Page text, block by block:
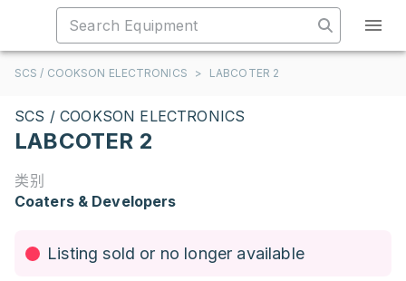
SCS / COOKSON ELECTRONICS > LABCOTER 2
SCS / COOKSON ELECTRONICS
LABCOTER 2
类别
Coaters & Developers
Listing sold or no longer available